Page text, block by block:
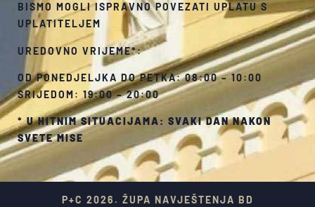
BISMO MOGLI ISPRAVNO POVEZATI UPLATU S
UPLATITELJEM
UREDOVNO VRIJEME*:
OD PONEDJELJKA DO PETKA: 08:00 – 10:00
SRIJEDOM: 19:00 – 20:00
*U HITNIM SITUACIJAMA: SVAKI DAN NAKON
SVETE MISE
P+C 2026. ŽUPA NAVJEŠTENJA BD